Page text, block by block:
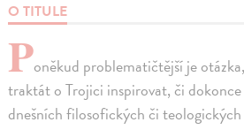
O TITULE
Poněkud problematičtější je
traktát o Trojici inspirovat, či
dnešních filosofických či